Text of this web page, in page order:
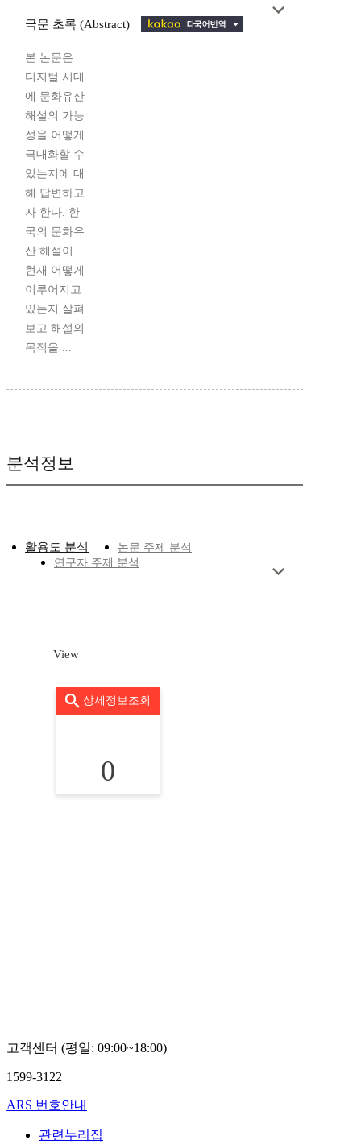
국문 초록 (Abstract)
본 논문은
디지털 시대
에 문화유산
해설의 가능
성을 어떻게
극대화할 수
있는지에 대
해 답변하고
자 한다. 한
국의 문화유
산 해설이
현재 어떻게
이루어지고
있는지 살펴
보고 해설의
목적을 ...
분석정보
활용도 분석
논문 주제 분석
연구자 주제 분석
View
상세정보조회
0
고객센터 (평일: 09:00~18:00)
1599-3122
ARS 번호안내
관련누리집